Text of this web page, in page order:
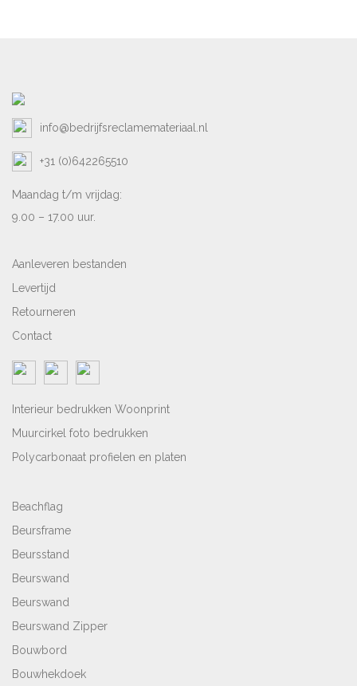
info@bedrijfsreclamemateriaal.nl
+31 (0)642265510
Maandag t/m vrijdag:
9.00 – 17.00 uur.
Aanleveren bestanden
Levertijd
Retourneren
Contact
Interieur bedrukken Woonprint
Muurcirkel foto bedrukken
Polycarbonaat profielen en platen
Beachflag
Beursframe
Beursstand
Beurswand
Beurswand
Beurswand Zipper
Bouwbord
Bouwhekdoek